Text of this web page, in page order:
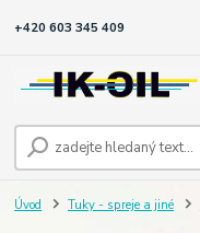
+420 603 345 409
Úvod Tuky - spreje a jiné